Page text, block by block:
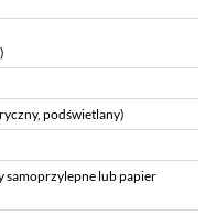
podświetlany)
samoprzylepne lub papier